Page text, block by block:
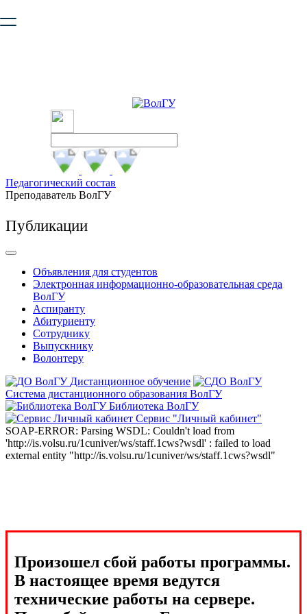
безопасную работу с сайтом. Пожалуйста
Педагогический состав
Преподаватель ВолГУ
Публикации
Объявления для студентов
Электронная информационно-образовательная среда
ВолГУ
Аспиранту
Абитуриенту
Сотруднику
Выпускнику
Волонтеру
Дистанционное обучение
Система дистанционного образования ВолГУ
Библиотека ВолГУ
Сервис "Личный кабинет"
SOAP-ERROR: Parsing WSDL: Couldn't load from
'http://is.volsu.ru/1cuniver/ws/staff.1cws?wsdl' : failed to load
external entity "http://is.volsu.ru/1cuniver/ws/staff.1cws?wsdl"
Произошел сбой работы программы.
В настоящее время ведутся
технические работы на сервере.